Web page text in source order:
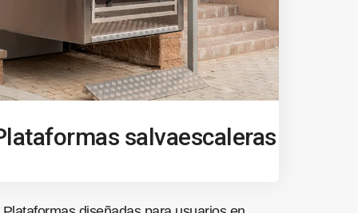
salvaescaleras